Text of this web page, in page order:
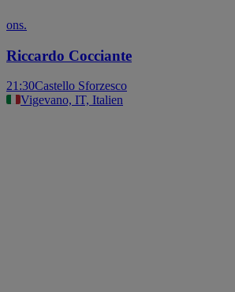
ons.
Riccardo Cocciante
21:30Castello Sforzesco
Vigevano, IT, Italien